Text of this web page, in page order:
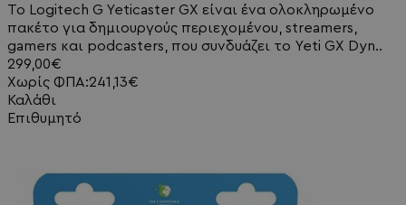
Το Logitech G Yeticaster GX είναι ένα ολοκληρωμένο
πακέτο για δημιουργούς περιεχομένου, streamers,
gamers και podcasters, που συνδυάζει το Yeti GX Dyn..
299,00€
Χωρίς ΦΠΑ:241,13€
Καλάθι
Επιθυμητό